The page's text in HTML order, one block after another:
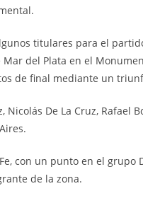
titulares para el
del Plata en el
de final mediante un
Nicolás De La Cruz,
con un punto en el grupo
de la zona.